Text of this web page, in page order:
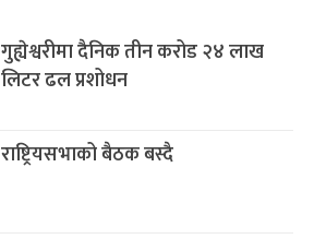
गुह्येश्वरीमा दैनिक तीन करोड २४ लाख
लिटर ढल प्रशोधन
राष्ट्रियसभाको बैठक बस्दै